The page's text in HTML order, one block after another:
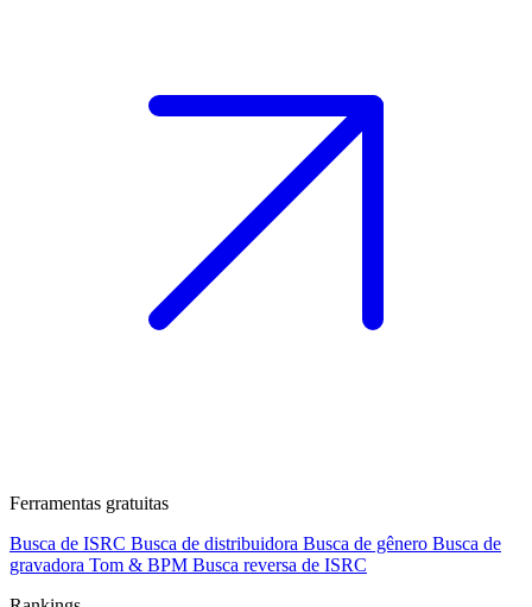
Ferramentas gratuitas
Busca de ISRC Busca de distribuidora Busca de gênero Busca de
gravadora Tom & BPM Busca reversa de ISRC